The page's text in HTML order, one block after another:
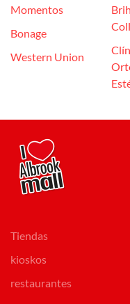
Momentos
Bonage
Western Union
Tiendas
kioskos
restaurantes